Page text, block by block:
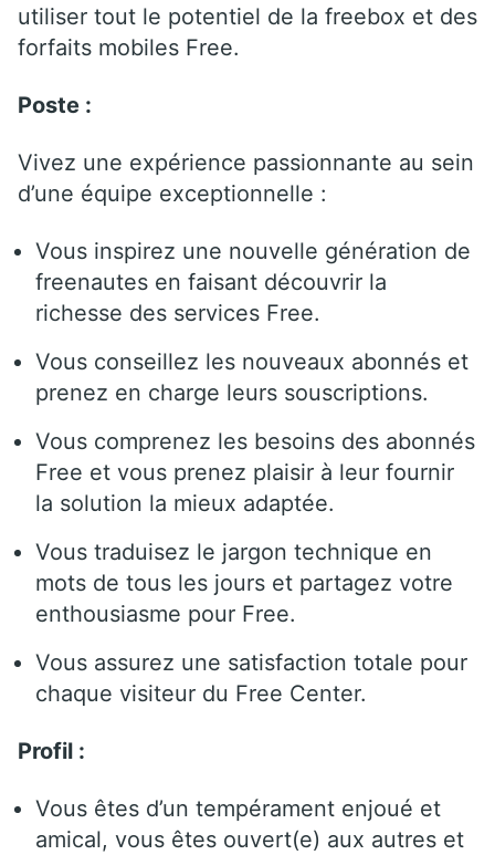
utiliser tout le potentiel de la freebox et des
forfaits mobiles Free.
Poste :
Vivez une expérience passionnante au sein
d’une équipe exceptionnelle :
Vous inspirez une nouvelle génération de
freenautes en faisant découvrir la
richesse des services Free.
Vous conseillez les nouveaux abonnés et
prenez en charge leurs souscriptions.
Vous comprenez les besoins des abonnés
Free et vous prenez plaisir à leur fournir
la solution la mieux adaptée.
Vous traduisez le jargon technique en
mots de tous les jours et partagez votre
enthousiasme pour Free.
Vous assurez une satisfaction totale pour
chaque visiteur du Free Center.
Profil :
Vous êtes d’un tempérament enjoué et
amical, vous êtes ouvert(e) aux autres et